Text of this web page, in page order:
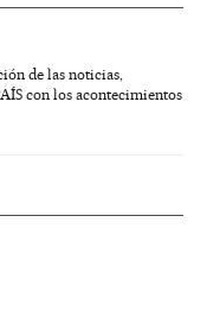
de las noticias,
con los acontecimientos